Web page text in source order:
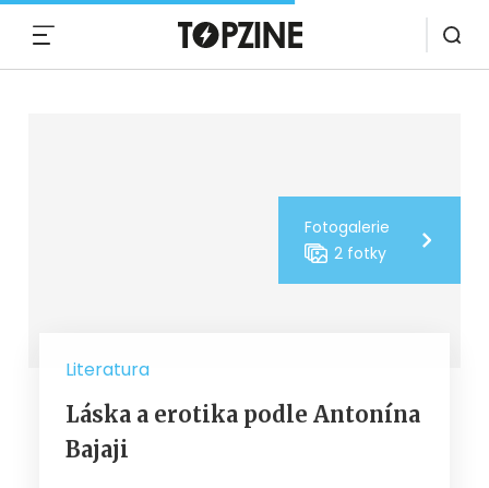
Fotogalerie
2 fotky
Literatura
Láska a erotika podle Antonína
Bajaji